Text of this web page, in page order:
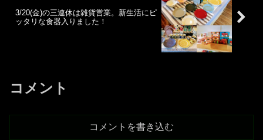
3/20(金)の三連休は雑貨営業。新生活にピ
ッタリな食器入りました！
コメント
コメントを書き込む